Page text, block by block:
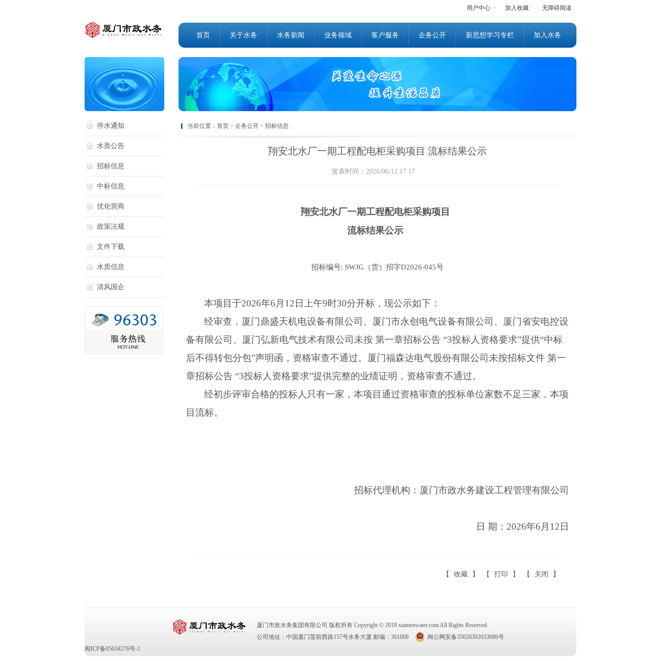
用户中心 · 加入收藏 · 无障碍阅读
首页 关于水务 水务新闻 业务领域 客户服务 企务公开 新思想学习专栏 加入水务
停水通知
水质公告
招标信息
中标信息
优化营商
政策法规
文件下载
水质信息
清风国企
当前位置： 首页 > 企务公开 > 招标信息
翔安北水厂一期工程配电柜采购项目 流标结果公示
发表时间：2026/06/12 17:17
翔安北水厂一期工程配电柜采购项目
流标结果公示
招标编号: SWJG （货）招字D2026-045号
本项目于2026年6 月 12 日上午9时30分开标，现公示如下：
经审查，厦门鼎盛天机电设备有限公司、厦门市永创电气设备有限公司、厦门省安电控设
备有限公司、厦门弘新电气技术有限公司未按 第一章招标公告 “3投标人资格要求”提供“中标
后不得转包分包”声明函，资格审查不通过。厦门福森达电气股份有限公司未按招标文件 第一
章招标公告 “3投标人资格要求”提供完整的业绩证明，资格审查不通过。
经初步评审合格的投标人只有一家，本项目通过资格审查的投标单位家数不足三家，本项
目流标。
招标代理机构：厦门市政水务建设工程管理有限公司
日 期： 2026年6 月 12 日
【 收藏 】 【 打印 】 【 关闭 】
厦门市政水务集团有限公司 版权所有 Copyright © 2018 xiamenwater.com All Rights Reserved.
公司地址：中国厦门莲前西路157号水务大厦 邮编：361008
闽公网安备35020302033086号
闽ICP备05034276号-1